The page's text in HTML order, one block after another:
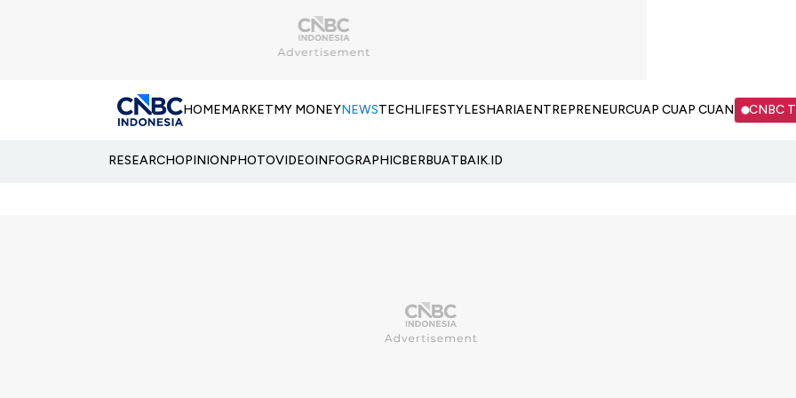
HOMEMARKETMY MONEYNEWSTECHLIFESTYLESHARIAENTREPRENEURCUAP CUAP CUAN CNBC
RESEARCHOPINIONPHOTOVIDEOINFOGRAPHICBERBUATBAIK.ID